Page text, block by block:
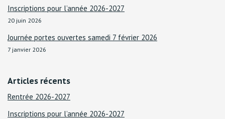
Inscriptions pour l’année 2026-2027
20 juin 2026
Journée portes ouvertes samedi 7 février 2026
7 janvier 2026
Articles récents
Rentrée 2026-2027
Inscriptions pour l’année 2026-2027